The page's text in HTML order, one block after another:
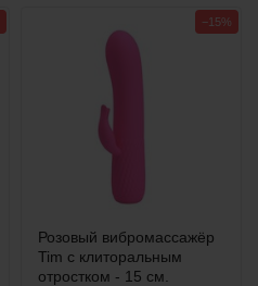
Розовый вибромассажёр
Tim с клиторальным
отростком - 15 см.
−15%